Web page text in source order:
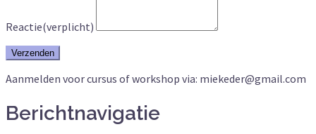
Reactie(verplicht)
Verzenden
Aanmelden voor cursus of workshop via: miekeder@gmail.com
Berichtnavigatie